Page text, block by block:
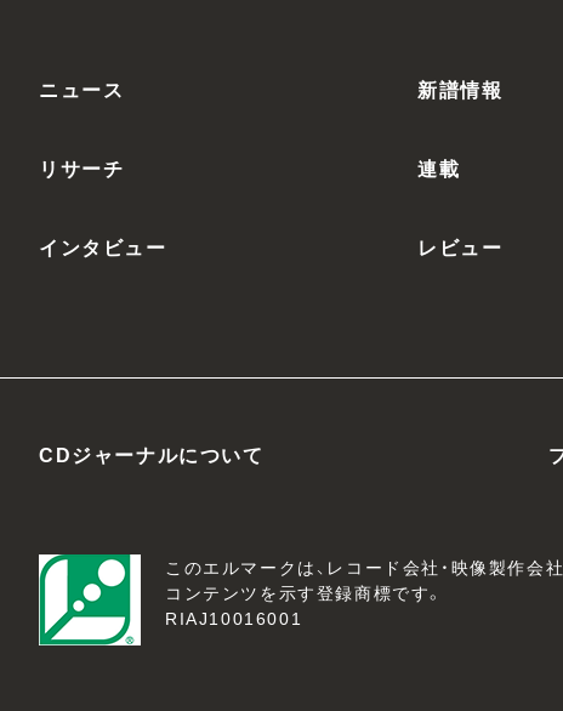
ニュース 新譜情報
リサーチ 連載
インタビュー レビュー
CDジャーナルについて
このエルマークは、レコード会社・映像製作会
コンテンツを示す登録商標です。
RIAJ10016001